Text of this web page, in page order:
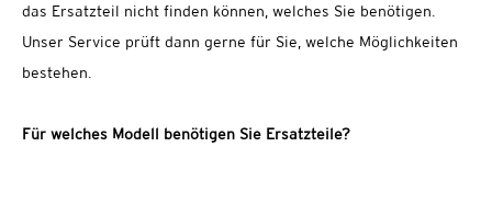
das Ersatzteil nicht finden können, welches Sie benötigen.
Unser Service prüft dann gerne für Sie, welche Möglichkeiten
bestehen.
Für welches Modell benötigen Sie Ersatzteile?